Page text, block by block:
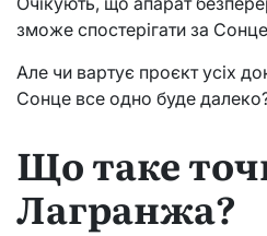
зможе спостерігати за
Але чи вартує проєкт усіх
Сонце все одно буде
Що таке
Лагранжа?